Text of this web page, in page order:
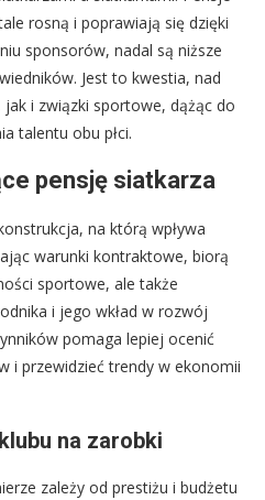
rosną i poprawiają się dzięki
sponsorów, nadal są niższe
Jest to kwestia, nad
i związki sportowe, dążąc do
talentu obu płci.
pensję siatkarza
na którą wpływa
warunki kontraktowe, biorą
sportowe, ale także
i jego wkład w rozwój
pomaga lepiej ocenić
i przewidzieć trendy w ekonomii
na zarobki
zależy od prestiżu i budżetu